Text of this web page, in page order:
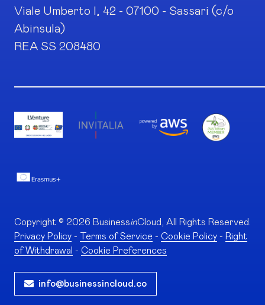
Viale Umberto I, 42 - 07100 - Sassari (c/o
Abinsula)
REA SS 208480
Copyright © 2026 BusinessinCloud, All Rights Reserved.
Privacy Policy - Terms of Service - Cookie Policy - Right
of Withdrawal - Cookie Preferences
info@businessincloud.co